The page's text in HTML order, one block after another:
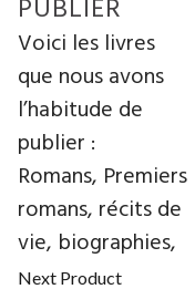
Next Product
PUBLIER
Voici les livres
que nous avons
l’habitude de
publier :
Romans, Premiers
romans, récits de
vie, biographies,